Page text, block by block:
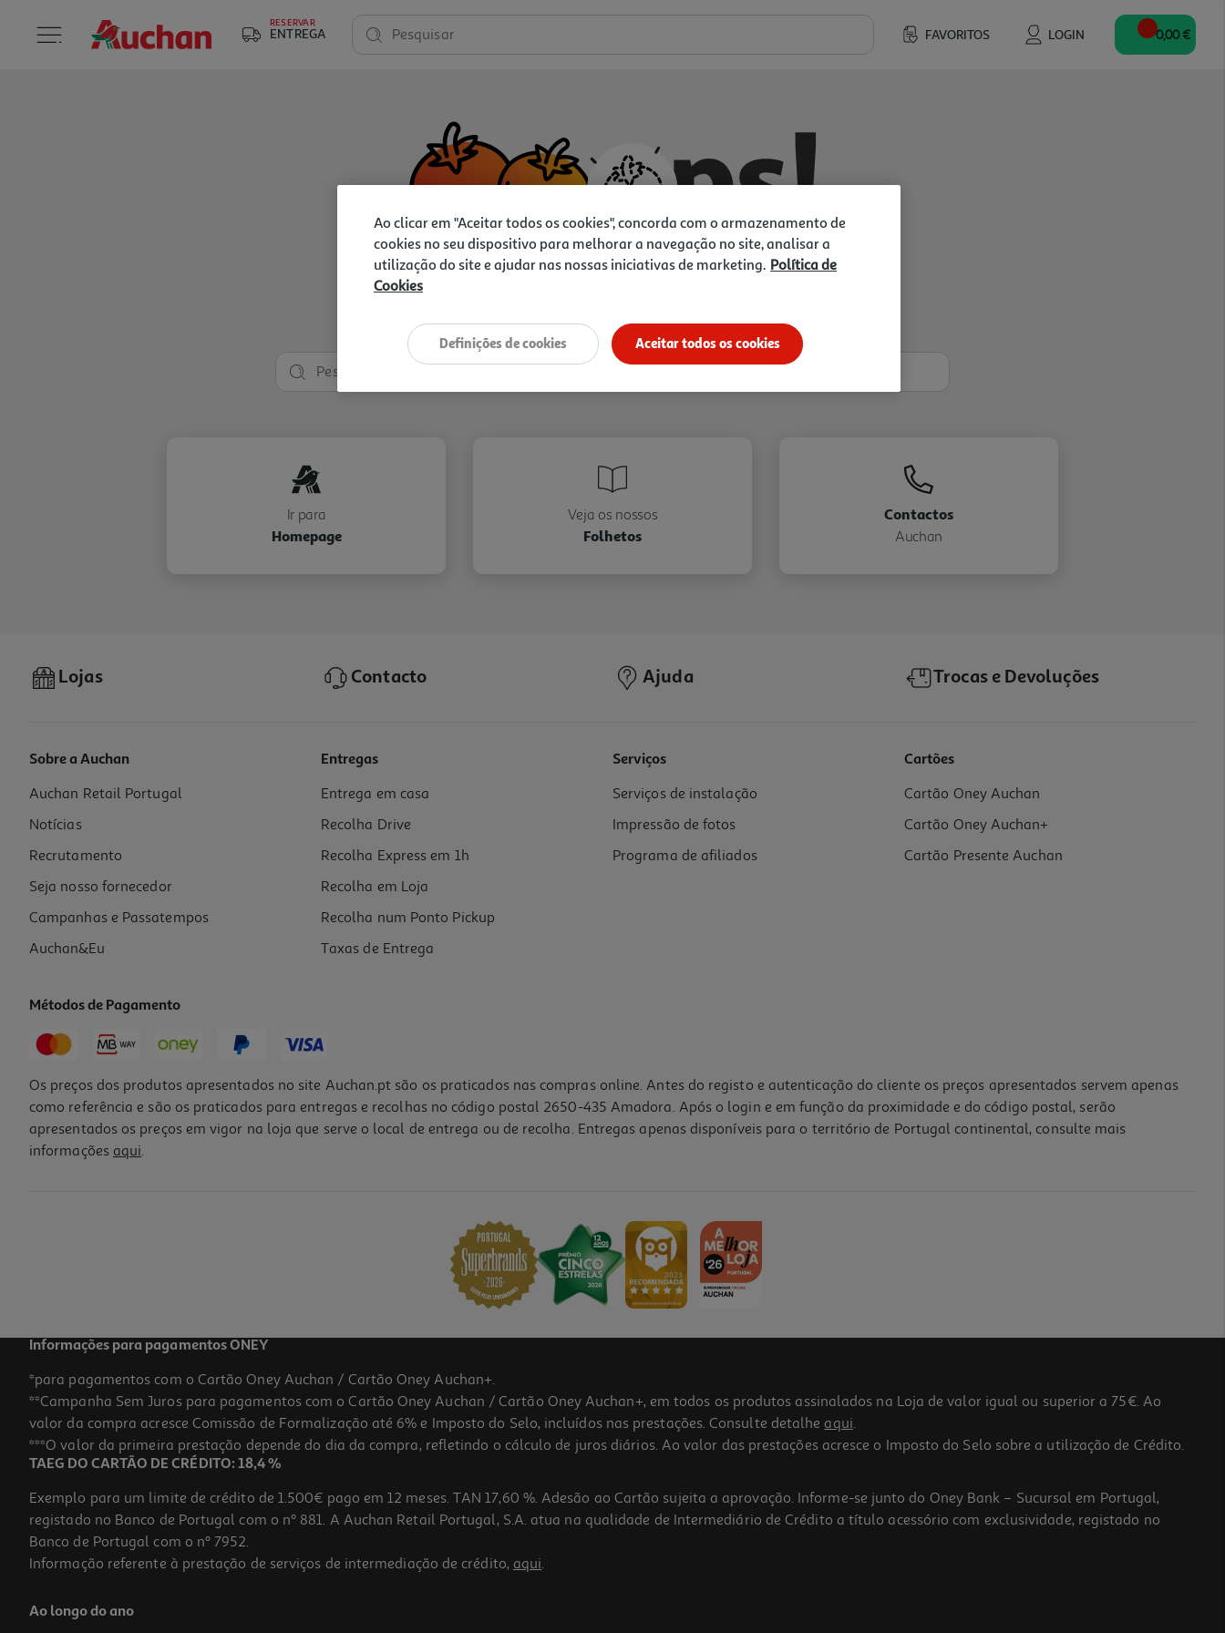
RESERVAR
ENTREGA FAVORITOS LOGIN
Pesquisar 0,00 €
Vamos tentar de novo?
Ir para
Homepage
Veja os nossos
Folhetos
Contactos
Auchan
Lojas Contacto Ajuda Trocas e Devoluções
Sobre a Auchan
Auchan Retail Portugal
Notícias
Recrutamento
Seja nosso fornecedor
Campanhas e Passatempos
Auchan&Eu
Entregas
Entrega em casa
Recolha Drive
Recolha Express em 1h
Recolha em Loja
Recolha num Ponto Pickup
Taxas de Entrega
Serviços
Serviços de instalação
Impressão de fotos
Programa de afiliados
Cartões
Cartão Oney Auchan
Cartão Oney Auchan+
Cartão Presente Auchan
Métodos de Pagamento
Os preços dos produtos apresentados no site Auchan.pt são os praticados nas compras online. Antes do registo e autenticação do cliente os preços apresentados servem apenas
como referência e são os praticados para entregas e recolhas no código postal 2650-435 Amadora. Após o login e em função da proximidade e do código postal, serão
apresentados os preços em vigor na loja que serve o local de entrega ou de recolha. Entregas apenas disponíveis para o território de Portugal continental, consulte mais
informações aqui.
Informações para pagamentos ONEY
*para pagamentos com o Cartão Oney Auchan / Cartão Oney Auchan+.
**Campanha Sem Juros para pagamentos com o Cartão Oney Auchan / Cartão Oney Auchan+, em todos os produtos assinalados na Loja de valor igual ou superior a 75€. Ao
valor da compra acresce Comissão de Formalização até 6% e Imposto do Selo, incluídos nas prestações. Consulte detalhe aqui.
***O valor da primeira prestação depende do dia da compra, refletindo o cálculo de juros diários. Ao valor das prestações acresce o Imposto do Selo sobre a utilização de Crédito.
TAEG DO CARTÃO DE CRÉDITO: 18,4 %
Exemplo para um limite de crédito de 1.500€ pago em 12 meses. TAN 17,60 %. Adesão ao Cartão sujeita a aprovação. Informe-se junto do Oney Bank – Sucursal em Portugal,
registado no Banco de Portugal com o nº 881. A Auchan Retail Portugal, S.A. atua na qualidade de Intermediário de Crédito a título acessório com exclusividade, registado no
Banco de Portugal com o nº 7952.
Informação referente à prestação de serviços de intermediação de crédito, aqui.
Ao longo do ano
Ao clicar em "Aceitar todos os cookies", concorda com o armazenamento de
cookies no seu dispositivo para melhorar a navegação no site, analisar a
utilização do site e ajudar nas nossas iniciativas de marketing. Política de
Cookies
Aceitar todos os cookies
Definições de cookies